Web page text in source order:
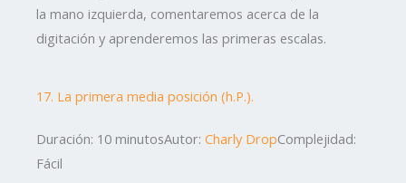
la mano izquierda, comentaremos acerca de la
digitación y aprenderemos las primeras escalas.
17. La primera media posición (h.P.).
Duración: 10 minutosAutor: Charly DropComplejidad:
Fácil